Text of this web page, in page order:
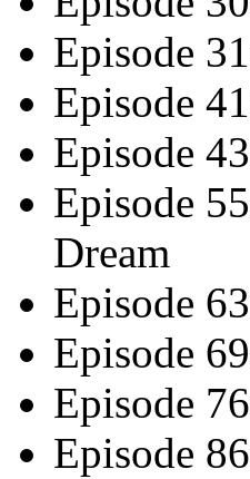
Episode
Episode
Episode
Episode
Dream
Episode
Episode
Episode
Episode